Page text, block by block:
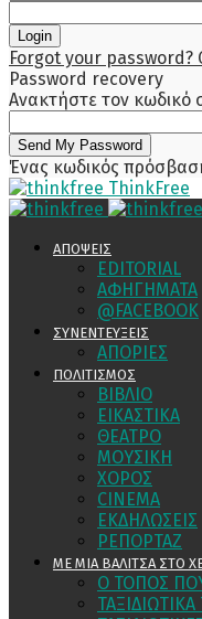
Forgot your password?
Password recovery
Ανακτήστε τον κωδικό
Ένας κωδικός
ThinkFree
ΑΠΟΨΕΙΣ
EDITORIAL
ΑΦΗΓΗΜΑΤΑ
@FACEBOOK
ΣΥΝΕΝΤΕΥΞΕΙΣ
ΑΠΟΡΙΕΣ
ΠΟΛΙΤΙΣΜΟΣ
ΒΙΒΛΙΟ
ΕΙΚΑΣΤΙΚΑ
ΘΕΑΤΡΟ
ΜΟΥΣΙΚΗ
ΧΟΡΟΣ
CINEMA
ΕΚΔΗΛΩΣΕΙΣ
ΡΕΠΟΡΤΑΖ
ΜΕ ΜΙΑ ΒΑΛΙΤΣΑ ΣΤΟ
Ο ΤΟΠΟΣ
ΤΑΞΙΔΙΩΤΙΚΑ